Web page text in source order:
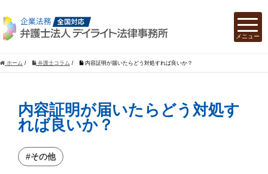
ホーム / 弁護士コラム / 内容証明が届いたらどう対処すれば良いか？
内容証明が届いたらどう対処す
れば良いか？
#その他